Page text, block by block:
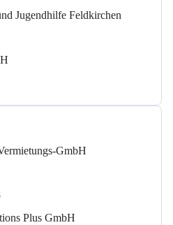
Jugendhilfe Feldkirchen
GmbH
Plus GmbH